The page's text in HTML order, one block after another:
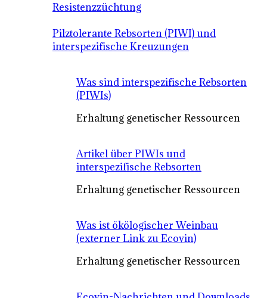
Resistenzzüchtung
Pilztolerante Rebsorten (PIWI) und
interspezifische Kreuzungen
Was sind interspezifische Rebsorten
(PIWIs)
Erhaltung genetischer Ressourcen
Artikel über PIWIs und
interspezifische Rebsorten
Erhaltung genetischer Ressourcen
Was ist ökölogischer Weinbau
(externer Link zu Ecovin)
Erhaltung genetischer Ressourcen